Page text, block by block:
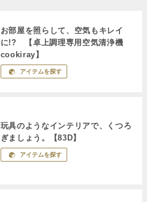
お部屋を照らして、空気もキレイ
に!? 【卓上調理専用空気清浄機
cookiray】
アイテムを探す
玩具のようなインテリアで、くつろ
ぎましょう。【83D】
アイテムを探す